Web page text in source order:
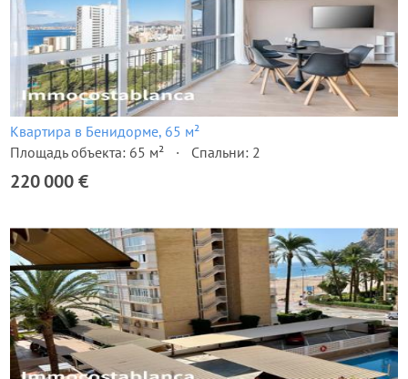
Квартира в Бенидорме, 65 м²
Площадь объекта: 65 м²
Спальни: 2
220 000 €